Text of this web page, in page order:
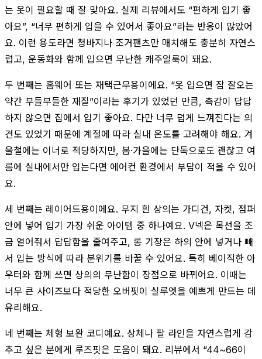
는 옷이 필요할 때 잘 맞아요. 실제 리뷰에서도 “편하게 입기 좋
아요”, “너무 편하게 입을 수 있어서 좋아요”라는 반응이 많았어
요. 이런 용도라면 청바지나 조거팬츠만 매치해도 충분히 자연스
럽고, 운동화와 함께 입으면 무난한 캐주얼룩이 돼요.
두 번째는 홈웨어 또는 재택근무용이에요. “옷 입으면 잠 잘오는
약간 부들부들한 재질”이라는 후기가 있었던 만큼, 촉감이 답답
하지 않으면 집에서 입기 좋아요. 다만 너무 덥게 느껴진다는 의
견도 있었기 때문에 계절에 따라 실내 온도를 고려해야 해요. 겨
울철에는 이너로 적당하지만, 봄·가을에는 단독으로도 괜찮고 여
름에 실내에서만 입는다면 에어컨 환경에서 부담이 적을 수 있어
요.
세 번째는 레이어드용이에요. 무지 흰 상의는 가디건, 자켓, 점퍼
안에 넣어 입기 가장 쉬운 아이템 중 하나예요. V넥은 목선을 조
금 열어줘서 답답함을 줄여주고, 롱 기장은 하의 안에 넣거나 빼
서 입는 방식에 따라 분위기를 바꿀 수 있어요. 특히 베이직한 아
우터와 함께 쓰면 상의의 무난함이 장점으로 바뀌어요. 이때는
너무 큰 사이즈보다 적당한 오버핏이 실루엣을 예쁘게 만드는 데
유리해요.
네 번째는 체형 보완 코디예요. 상체나 팔 라인을 자연스럽게 감
추고 싶은 분에게 루즈핏은 도움이 돼요. 리뷰에서 “44~66이